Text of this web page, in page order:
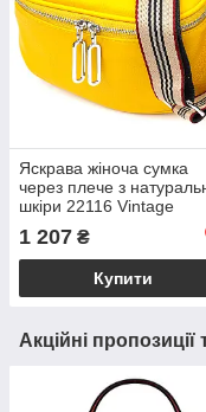
Яскрава жіноча сумка
через плече з
шкіри 22116 Vintage
1 207 ₴
Купити
Акційні